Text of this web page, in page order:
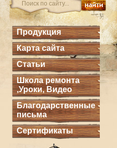
Продукция
Карта сайта
Статьи
Школа ремонта
,Уроки, Видео
Благодарственные
письма
Сертификаты